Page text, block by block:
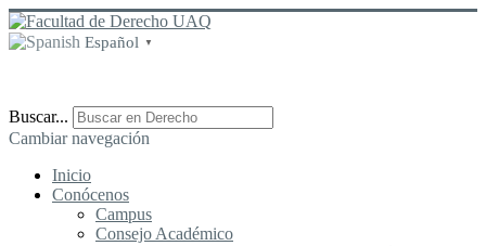
Español ▼
Buscar...
Cambiar navegación
Inicio
Conócenos
Campus
Consejo Académico